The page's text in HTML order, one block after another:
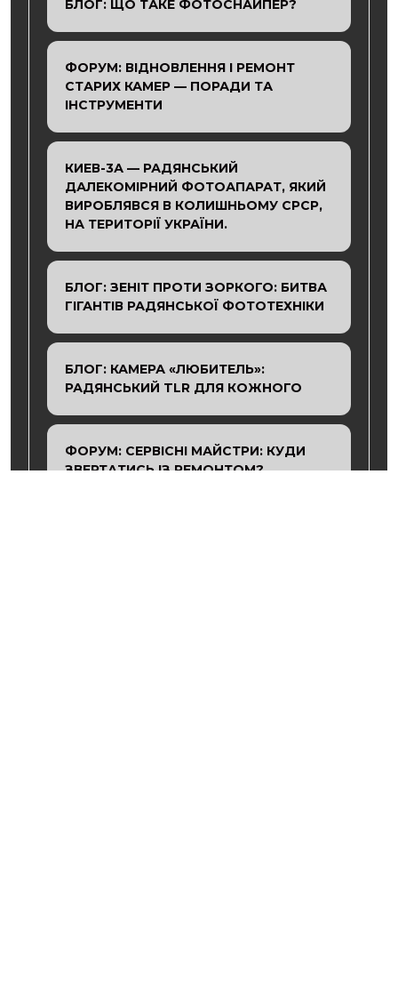
БЛОГ: ЩО ТАКЕ ФОТОСНАЙПЕР?
ФОРУМ: ВІДНОВЛЕННЯ І РЕМОНТ
СТАРИХ КАМЕР — ПОРАДИ ТА
ІНСТРУМЕНТИ
КИЕВ-3А — РАДЯНСЬКИЙ
ДАЛЕКОМІРНИЙ ФОТОАПАРАТ, ЯКИЙ
ВИРОБЛЯВСЯ В КОЛИШНЬОМУ СРСР,
НА ТЕРИТОРІЇ УКРАЇНИ.
БЛОГ: ЗЕНІТ ПРОТИ ЗОРКОГО: БИТВА
ГІГАНТІВ РАДЯНСЬКОЇ ФОТОТЕХНІКИ
БЛОГ: КАМЕРА «ЛЮБИТЕЛЬ»:
РАДЯНСЬКИЙ TLR ДЛЯ КОЖНОГО
ФОРУМ: СЕРВІСНІ МАЙСТРИ: КУДИ
ЗВЕРТАТИСЬ ІЗ РЕМОНТОМ?